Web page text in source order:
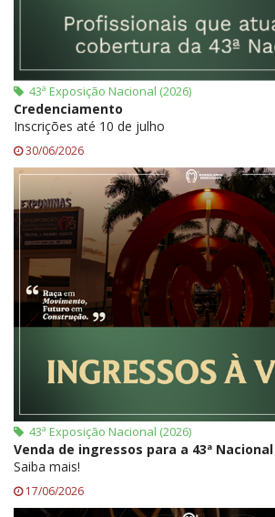
43ª Exposição Nacional (2026)
Credenciamento
Inscrições até 10 de julho
30/06/2026
43ª Exposição Nacional (2026)
Venda de ingressos para a 43ª Nacional
Saiba mais!
17/06/2026